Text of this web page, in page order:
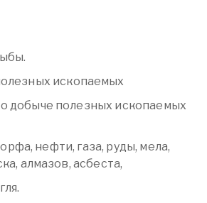
ископаемых
добыче полезных ископаемых
нефти, газа, руды, мела,
алмазов, асбеста,